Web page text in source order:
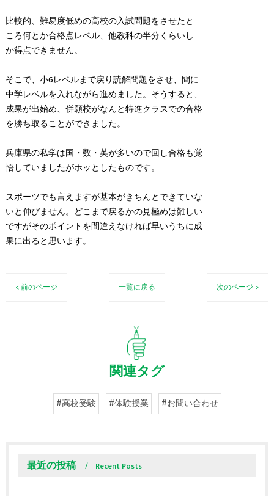
比較的、難易度低めの高校の入試問題をさせたと
ころ何とか合格点レベル、他教科の半分くらいし
か得点できません。
そこで、小6レベルまで戻り読解問題をさせ、間に
中学レベルを入れながら進めました。そうすると、
成果が出始め、併願校がなんと特進クラスでの合格
を勝ち取ることができました。
兵庫県の私学は国・数・英が多いので回し合格も覚
悟していましたがホッとしたものです。
スポーツでも言えますが基本がきちんとできていな
いと伸びません。どこまで戻るかの見極めは難しい
ですがそのポイントを間違えなければ早いうちに成
果に出ると思います。
< 前のページ 一覧に戻る 次のページ >
関連タグ
#高校受験 #体験授業 #お問い合わせ
最近の投稿 Recent Posts